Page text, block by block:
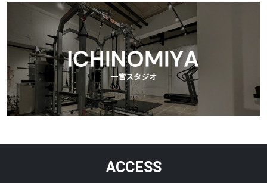
ACCESS